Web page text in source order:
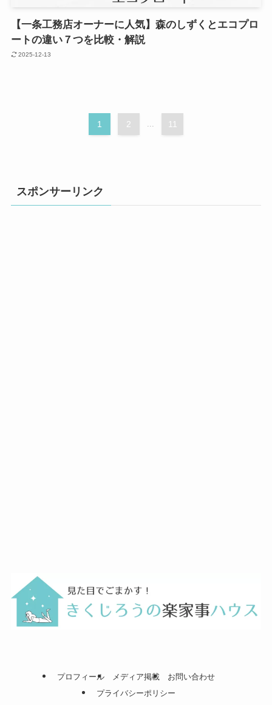
【一条工務店オーナーに人気】森のしずくとエコプロ
ートの違い７つを比較・解説
2025-12-13
1 2 11
スポンサーリンク
プロフィール メディア掲載
お問い合わせ
プライバシーポリシー